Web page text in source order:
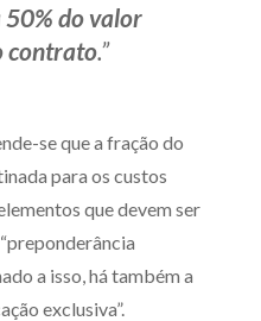
50% do valor
contrato.”
se que a fração do
para os custos
que devem ser
a isso, há também a
exclusiva”.